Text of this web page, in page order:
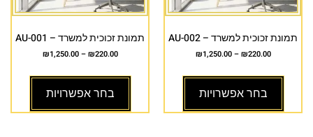
תמונת זכוכית למשרד – AU-002
₪220.00
–
₪1,250.00
בחר אפשרויות
תמונת זכוכית למשרד – AU-001
₪220.00
–
₪1,250.00
בחר אפשרויות